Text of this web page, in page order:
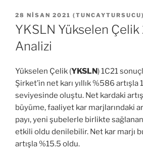
YAYIM
TARIHI
28 NISAN 2021 ( TUNCAYTURSUCU)
YKSLN Yükselen
Analizi
Yükselen Çelik (YKSLN) 1C21
Şirket’in net karı yıllık %586
seviyesinde oluştu. Net kardaki
büyüme, faaliyet kar marjlarındaki
payı, yeni şubelerle birlikte
etkili oldu denilebilir. Net kar marjı
artışla %15.5 oldu.